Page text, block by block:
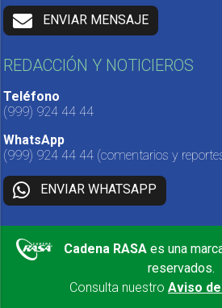
ENVIAR MENSAJE
REDACCIÓN Y NOTICIEROS
Teléfono
(999) 924 44 44
WhatsApp
(999) 924 44 44 (comentarios y
ENVIAR WHATSAPP
Cadena RASA es una
reservados.
Consulta nuestro Aviso